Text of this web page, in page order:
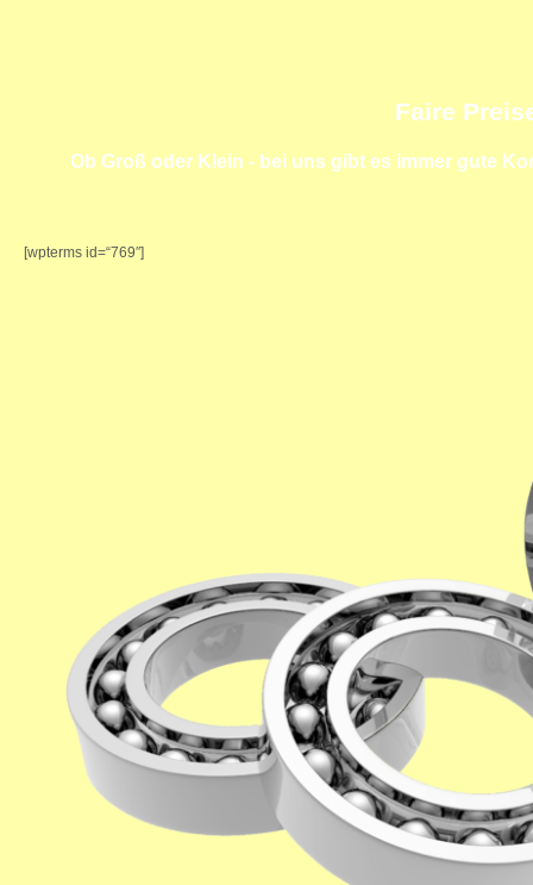
Faire
Ob Groß oder Klein - bei uns gibt es immer gute
[wpterms id=“769″]